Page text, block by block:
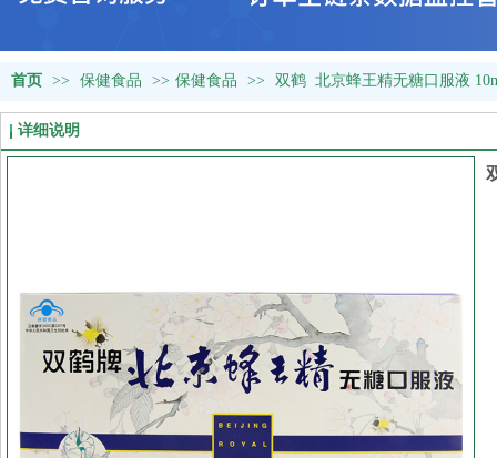
首页 >> 保健食品 >> 保健食品 >> 双鹤 北京蜂王精无糖口服液
详细说明